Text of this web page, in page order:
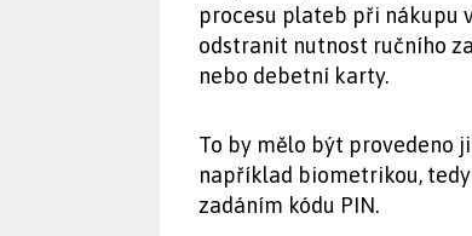
procesu plateb při nákupu
odstranit nutnost ručního
nebo debetní karty.
To by mělo být provedeno
například biometrikou,
zadáním kódu PIN.